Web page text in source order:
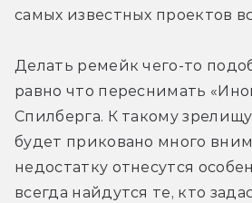
самых известных проектов
Делать ремейк чего-то
равно что переснимать
Спилберга. К такому
будет приковано много
недостатку отнесутся
всегда найдутся те, кто